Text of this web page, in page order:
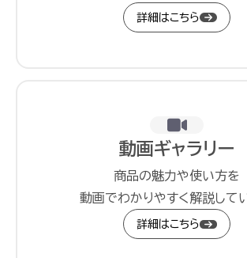
詳細はこちら
動画ギャラリー
商品の魅力や使い方を
動画でわかりやすく解説して
詳細はこちら